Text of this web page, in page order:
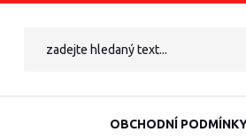
OBCHODNÍ